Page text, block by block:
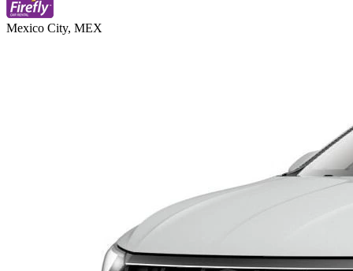
Mexico City, MEX